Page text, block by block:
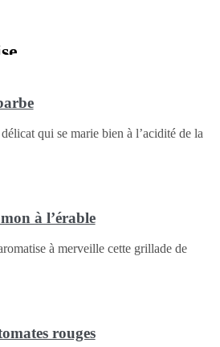
qui se marie bien à l’acidité de la
à l’érable
à merveille cette grillade de
rouges